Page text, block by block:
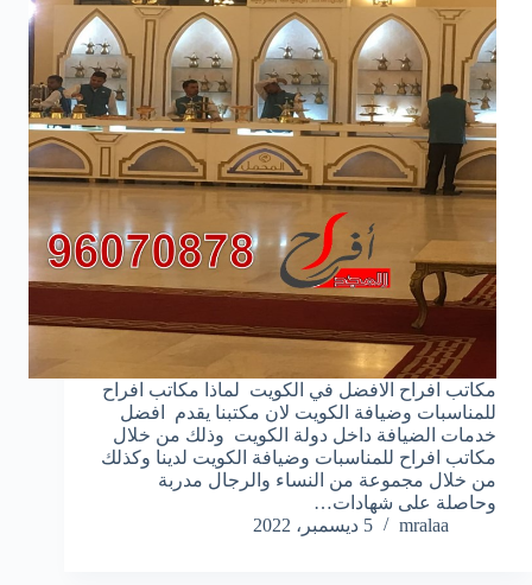
مكاتب افراح الافضل في الكويت لماذا مكاتب افراح
للمناسبات وضيافة الكويت لان مكتبنا يقدم افضل
خدمات الضيافة داخل دولة الكويت وذلك من خلال
مكاتب افراح للمناسبات وضيافة الكويت لدينا وكذلك
من خلال مجموعة من النساء والرجال مدربة
وحاصلة على شهادات…
mralaa
5 ديسمبر، 2022